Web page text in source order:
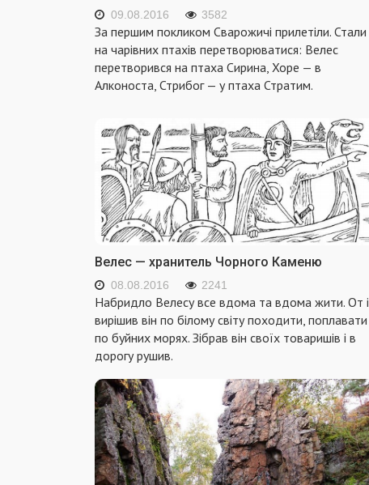
09.08.2016 3582
За першим покликом Сварожичі прилетіли. Стали
на чарівних птахів перетворюватися: Велес
перетворився на птаха Сирина, Хоре — в
Алконоста, Стрибог — у птаха Стратим.
Велес — хранитель Чорного Каменю
08.08.2016 2241
Набридло Велесу все вдома та вдома жити. От і
вирішив він по білому світу походити, поплавати
по буйних морях. Зібрав він своїх товаришів і в
дорогу рушив.